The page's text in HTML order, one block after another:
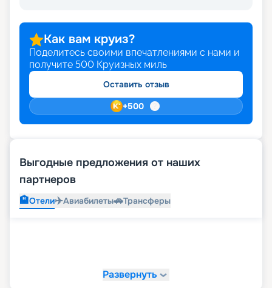
Как вам круиз?
Поделитесь своими впечатлениями с нами и
получите 500 Круизных миль
Оставить отзыв
+500
Выгодные предложения от наших
партнеров
🏨Отели✈️Авиабилеты🚗Трансферы
Развернуть